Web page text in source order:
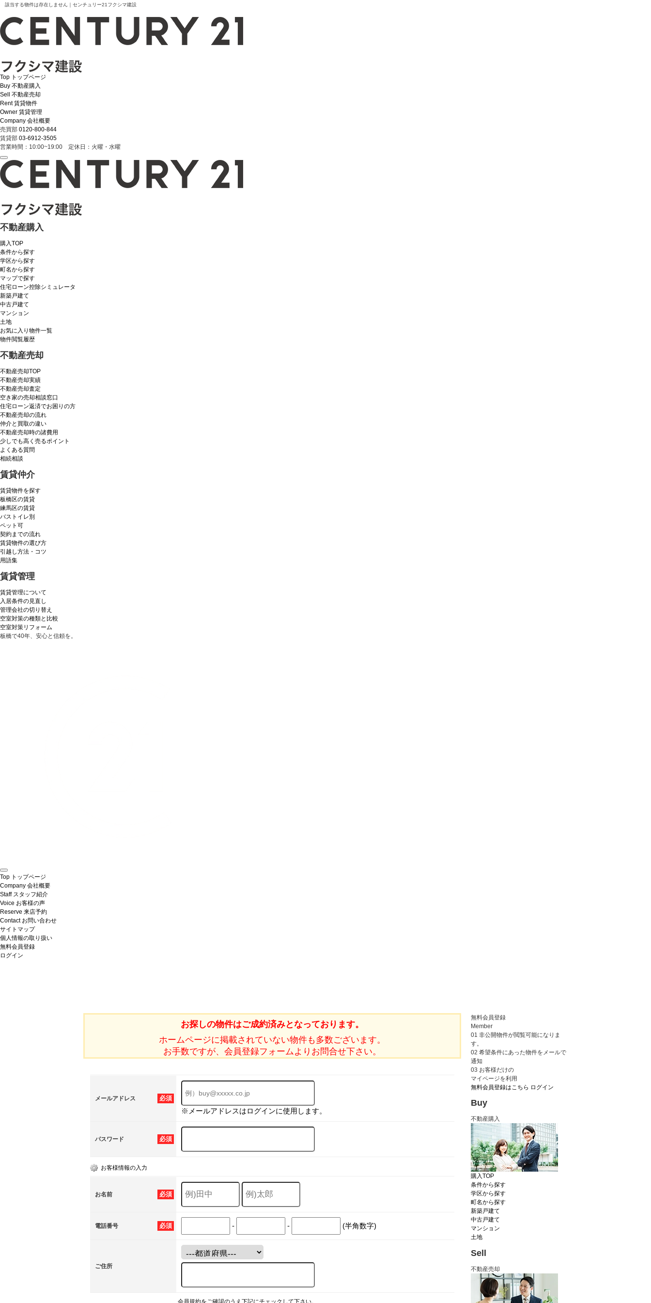
該当する物件は存在しません｜センチュリー21フクシマ建設
Top トップページ
Buy 不動産購入
Sell
不動産売却
Rent 賃貸物件
Owner 賃貸管理
Company 会社概要
売買部 0120-800-844
賃貸部 03-6912-3505
営業時間：10:00~19:00 定休日：火曜・水曜
不動産購入
購入TOP
条件から探す
学区から探す
町名から探す
マップで探す
住宅ローン控除シミュレータ
新築戸建て
中古戸建て
マンション
土地
お気に入り物件一覧
物件閲覧履歴
不動産売却
不動産売却TOP
不動産売却実績
不動産売却査定
空き家の売却相談窓口
住宅ローン返済でお困りの方
不動産売却の流れ
仲介と買取の違い
不動産売却時の諸費用
少しでも高く売るポイント
よくある質問
相続相談
賃貸仲介
賃貸物件を探す
板橋区の賃貸
練馬区の賃貸
バストイレ別
ペット可
契約までの流れ
賃貸物件の選び方
引越し方法・コツ
用語集
賃貸管理
賃貸管理について
入居条件の見直し
管理会社の切り替え
空室対策の種類と比較
空室対策リフォーム
板橋で40年、安心と信頼を。
Top トップページ
Company 会社概要
Staff スタッフ紹介
Voice お客様の声
Reserve 来店予約
Contact お問い合わせ
サイトマップ
個人情報の取り扱い
無料会員登録
ログイン
お探しの物件はご成約済みとなっております。
ホームページに掲載されていない物件も多数ございます。
お手数ですが、会員登録フォームよりお問合せ下さい。
必須
メールアドレス
※メールアドレスはログインに使用します。
必須
パスワード
お客様情報の入力
必須
お名前
必須
電話番号 - - (半角数字)
ご住所
会員規約をご確認のうえ下記にチェックして下さい。
無料会員登録
Member
01 非公開物件が閲覧可能になりま
す。
02 希望条件にあった物件をメールで
通知
03 お客様だけの
マイページを利用
無料会員登録はこちら ログイン
Buy
不動産購入
購入TOP
条件から探す
学区から探す
町名から探す
新築戸建て
中古戸建て
マンション
土地
Sell
不動産売却